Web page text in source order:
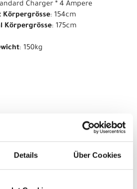
Details Über Cookies
Charger * 4 Ampere
Körpergrösse: 154cm
Körpergrösse: 175cm
: 150kg
No Pogo R1000
42cm Mossy